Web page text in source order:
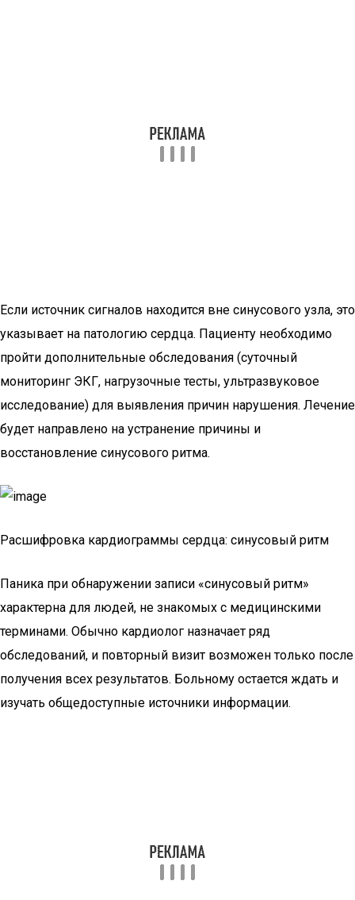
Если источник сигналов находится вне синусового узла, это
указывает на патологию сердца. Пациенту необходимо
пройти дополнительные обследования (суточный
мониторинг ЭКГ, нагрузочные тесты, ультразвуковое
исследование) для выявления причин нарушения. Лечение
будет направлено на устранение причины и
восстановление синусового ритма.
Расшифровка кардиограммы сердца: синусовый ритм
Паника при обнаружении записи «синусовый ритм»
характерна для людей, не знакомых с медицинскими
терминами. Обычно кардиолог назначает ряд
обследований, и повторный визит возможен только после
получения всех результатов. Больному остается ждать и
изучать общедоступные источники информации.